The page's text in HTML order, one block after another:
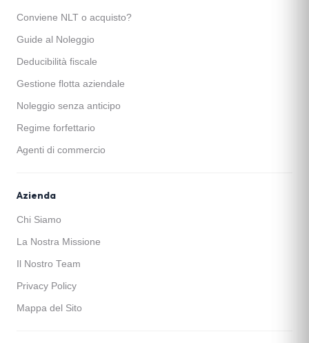
Conviene NLT o acquisto?
Guide al Noleggio
Deducibilità fiscale
Gestione flotta aziendale
Noleggio senza anticipo
Regime forfettario
Agenti di commercio
Azienda
Chi Siamo
La Nostra Missione
Il Nostro Team
Privacy Policy
Mappa del Sito